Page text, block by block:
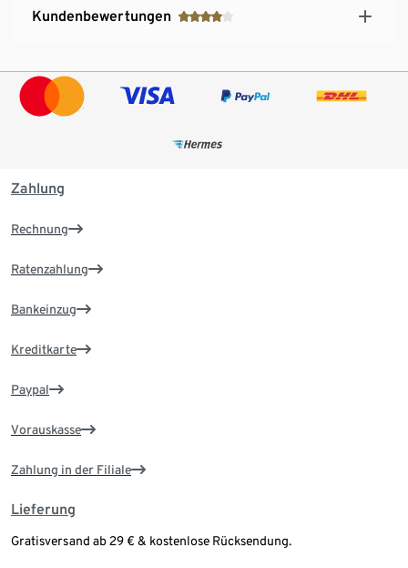
Kundenbewertungen
Zahlung
Rechnung
Ratenzahlung
Bankeinzug
Kreditkarte
Paypal
Vorauskasse
Zahlung in der Filiale
Lieferung
Gratisversand ab 29 € & kostenlose Rücksendung.